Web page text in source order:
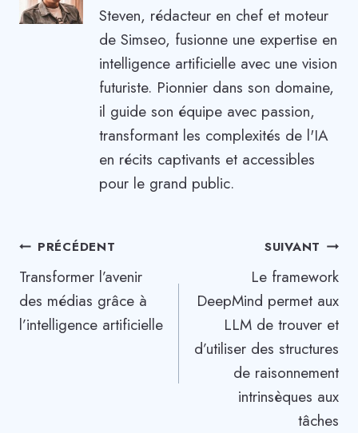
Steven, rédacteur en chef et moteur
de Simseo, fusionne une expertise en
intelligence artificielle avec une vision
futuriste. Pionnier dans son domaine,
il guide son équipe avec passion,
transformant les complexités de l'IA
en récits captivants et accessibles
pour le grand public.
Navigation
de
l’article
PRÉCÉDENT
Transformer l’avenir
des médias grâce à
l’intelligence artificielle
SUIVANT
Le framework
DeepMind permet aux
LLM de trouver et
d’utiliser des structures
de raisonnement
intrinsèques aux
tâches